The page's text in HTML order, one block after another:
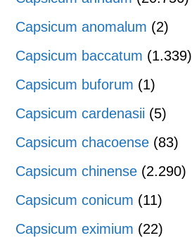
Capsicum anomalum (2)
Capsicum baccatum (1.339)
Capsicum buforum (1)
Capsicum cardenasii (5)
Capsicum chacoense (83)
Capsicum chinense (2.290)
Capsicum conicum (11)
Capsicum eximium (22)